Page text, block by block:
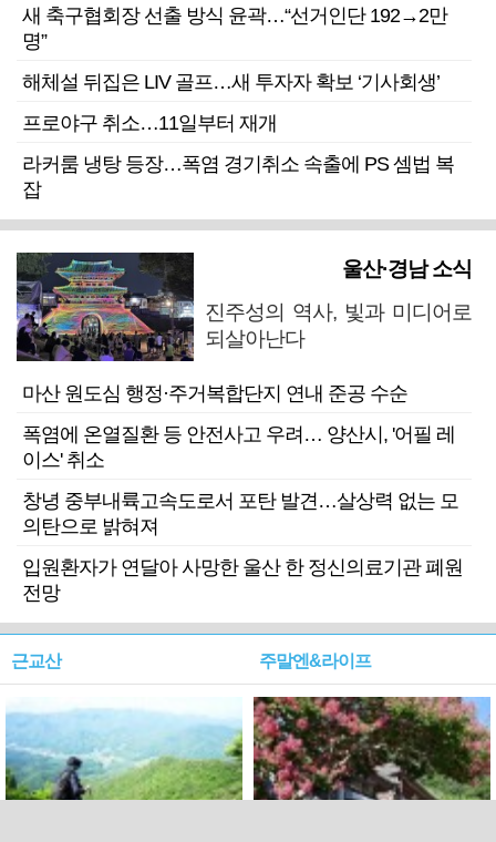
새 축구협회장 선출 방식 윤곽…“선거인단 192→2만
명”
해체설 뒤집은 LIV 골프…새 투자자 확보 ‘기사회생’
프로야구 취소…11일부터 재개
라커룸 냉탕 등장…폭염 경기취소 속출에 PS 셈법 복
잡
울산·경남 소식
진주성의 역사, 빛과 미디어로
되살아난다
마산 원도심 행정·주거복합단지 연내 준공 수순
폭염에 온열질환 등 안전사고 우려… 양산시, '어필 레
이스' 취소
창녕 중부내륙고속도로서 포탄 발견…살상력 없는 모
의탄으로 밝혀져
입원환자가 연달아 사망한 울산 한 정신의료기관 폐원
전망
근교산 주말엔&라이프